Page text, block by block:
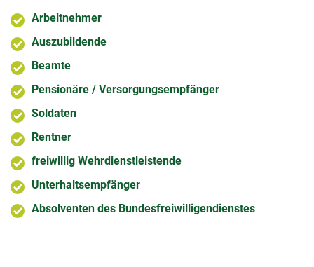
Arbeitnehmer
Auszubildende
Beamte
Pensionäre / Versorgungsempfänger
Soldaten
Rentner
freiwillig Wehrdienstleistende
Unterhaltsempfänger
Absolventen des Bundesfreiwilligendienstes